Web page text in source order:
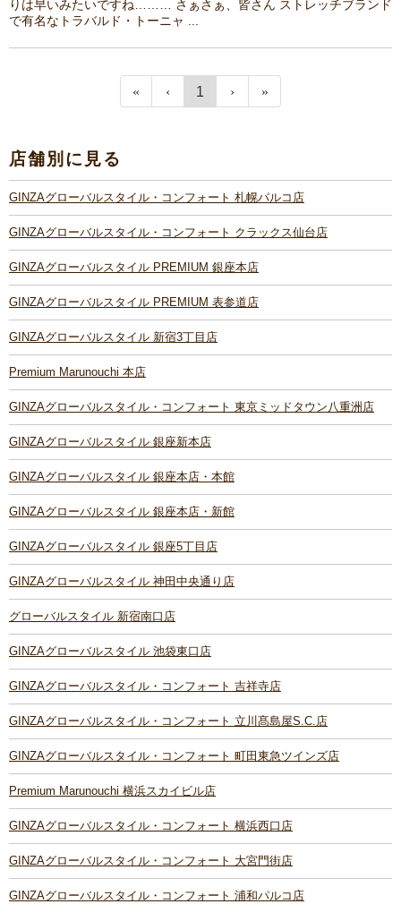
りは早いみたいですね……… さぁさぁ、皆さん ストレッチブランド
で有名なトラバルド・トーニャ ...
1
店舗別に見る
GINZAグローバルスタイル・コンフォート 札幌パルコ店
GINZAグローバルスタイル・コンフォート クラックス仙台店
GINZAグローバルスタイル PREMIUM 銀座本店
GINZAグローバルスタイル PREMIUM 表参道店
GINZAグローバルスタイル 新宿3丁目店
Premium Marunouchi 本店
GINZAグローバルスタイル・コンフォート 東京ミッドタウン八重洲店
GINZAグローバルスタイル 銀座新本店
GINZAグローバルスタイル 銀座本店・本館
GINZAグローバルスタイル 銀座本店・新館
GINZAグローバルスタイル 銀座5丁目店
GINZAグローバルスタイル 神田中央通り店
グローバルスタイル 新宿南口店
GINZAグローバルスタイル 池袋東口店
GINZAグローバルスタイル・コンフォート 吉祥寺店
GINZAグローバルスタイル・コンフォート 立川髙島屋S.C.店
GINZAグローバルスタイル・コンフォート 町田東急ツインズ店
Premium Marunouchi 横浜スカイビル店
GINZAグローバルスタイル・コンフォート 横浜西口店
GINZAグローバルスタイル・コンフォート 大宮門街店
GINZAグローバルスタイル・コンフォート 浦和パルコ店